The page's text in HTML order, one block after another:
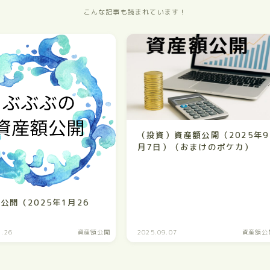
こんな記事も読まれています！
開（2025年1月26
資産額公開
（投資）資産額公開（2025年9
月7日）（おまけのポケカ）
2025.09.07 資産額公